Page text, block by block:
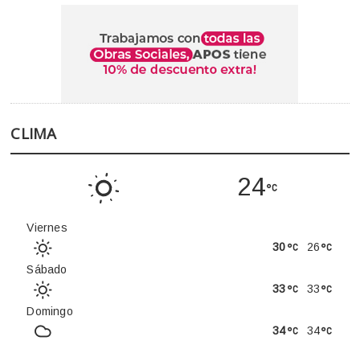
CLIMA
24
Viernes
26
30
Sábado
33
33
Domingo
34
34